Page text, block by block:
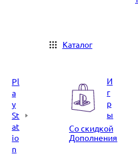
Каталог
Pl
a
y
St
at
io
n
И
г
р
ы
Со скидкой
Дополнения